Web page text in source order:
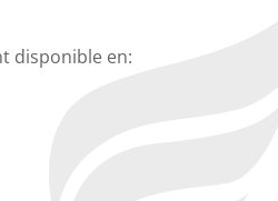
disponible en: